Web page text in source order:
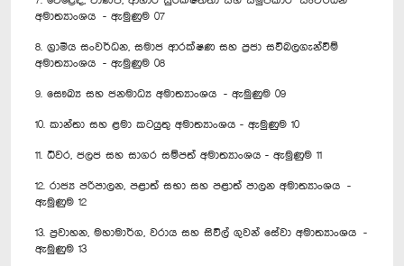
අමාත්‍යාංශය - ඇමුණුම 07
8. ග්‍රාමීය සංවර්ධන, සමාජ ආරක්ෂණ සහ ප්‍රජා සවිබලගැන්වීම්
අමාත්‍යාංශය - ඇමුණුම 08
9. සෞඛ්‍ය සහ ජනමාධ්‍ය අමාත්‍යාංශය - ඇමුණුම 09
10. කාන්තා සහ ළමා කටයුතු අමාත්‍යාංශය - ඇමුණුම 10
11. ධීවර, ජලජ සහ සාගර සම්පත් අමාත්‍යාංශය - ඇමුණුම 11
12. රාජ්‍ය පරිපාලන, පළාත් සභා සහ පළාත් පාලන අමාත්‍යාංශය -
ඇමුණුම 12
13. ප්‍රවාහන, මහාමාර්ග, වරාය සහ සිවිල් ගුවන් සේවා අමාත්‍යාංශය -
ඇමුණුම 13